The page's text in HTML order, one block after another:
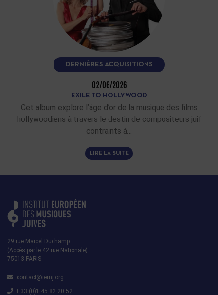
DERNIÈRES ACQUISITIONS
02/06/2026
EXILE TO HOLLYWOOD
Cet album explore l’âge d’or de la musique des films
hollywoodiens à travers le destin de compositeurs juif
contraints à…
LIRE LA SUITE
29 rue Marcel Duchamp
(Accès par le 42 rue Nationale)
75013 PARIS
contact@iemj.org
+ 33 (0)1 45 82 20 52